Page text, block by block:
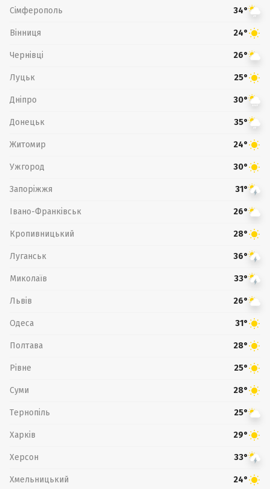
Сімферополь 34°
Вінниця 24°
Чернівці 26°
Луцьк 25°
Дніпро 30°
Донецьк 35°
Житомир 24°
Ужгород 30°
Запоріжжя 31°
Івано-Франківськ 26°
Кропивницький 28°
Луганськ 36°
Миколаїв 33°
Львів 26°
Одеса 31°
Полтава 28°
Рівне 25°
Суми 28°
Тернопіль 25°
Харків 29°
Херсон 33°
Хмельницький 24°